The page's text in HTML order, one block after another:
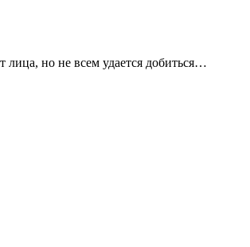
но не всем удается добиться…